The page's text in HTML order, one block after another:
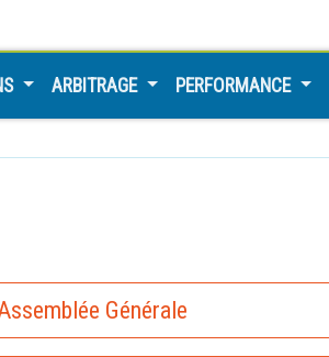
ARBITRAGE PERFORMANCE
Générale